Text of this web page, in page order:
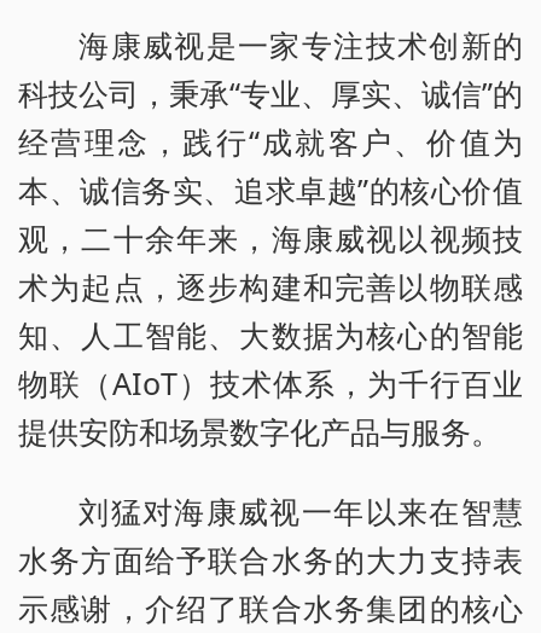
海康威视是一家专注技术创新的
科技公司，秉承“专业、厚实、诚信”的
经营理念，践行“成就客户、价值为
本、诚信务实、追求卓越”的核心价值
观，二十余年来，海康威视以视频技
术为起点，逐步构建和完善以物联感
知、人工智能、大数据为核心的智能
物联（AIoT）技术体系，为千行百业
提供安防和场景数字化产品与服务。
刘猛对海康威视一年以来在智慧
水务方面给予联合水务的大力支持表
示感谢，介绍了联合水务集团的核心